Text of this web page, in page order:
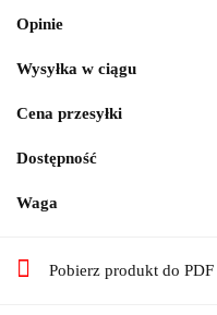
Opinie
Wysyłka w ciągu
Cena przesyłki
Dostępność
Waga
Pobierz produkt do PDF